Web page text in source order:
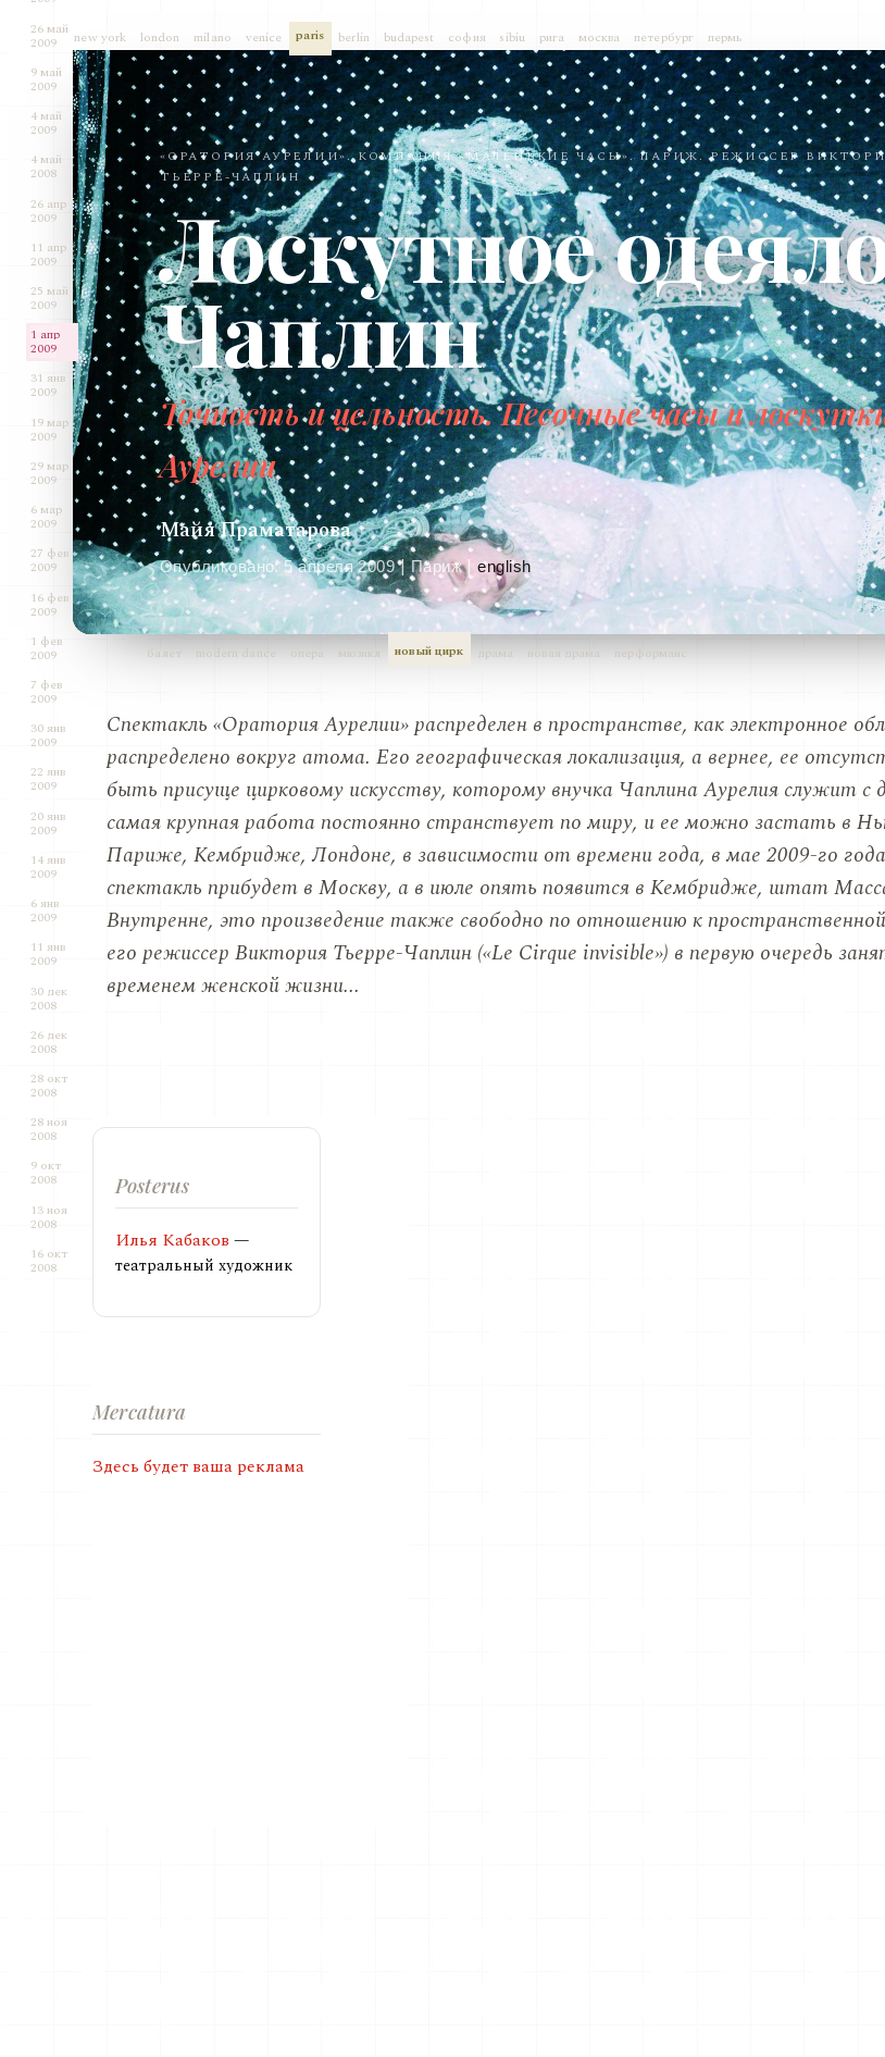
new york london milano venice paris berlin budapest софия sibiu рига москва петербург пермь
26 май
2009
9 май
2009
4 май
2009
4 май
2008
26 апр
2009
11 апр
2009
25 май
2009
1 апр
2009
31 янв
2009
19 мар
2009
29 мар
2009
6 мар
2009
27 фев
2009
16 фев
2009
1 фев
2009
7 фев
2009
30 янв
2009
22 янв
2009
20 янв
2009
14 янв
2009
6 янв
2009
11 янв
2009
30 дек
2008
26 дек
2008
28 окт
2008
28 ноя
2008
9 окт
2008
13 ноя
2008
16 окт
2008
«ОРАТОРИЯ АУРЕЛИИ». КОМПАНИЯ «МАЛЕНЬКИЕ ЧАСЫ». ПАРИЖ. РЕЖИССЕР
ТЬЕРРЕ-ЧАПЛИН
Лоскутное
Чаплин
Майя Праматарова
Опубликовано:5 апреля 2009|Париж|english
Точность и цельность. Песочные часы и
Аурелии
балет modern dance опера мюзикл новый цирк драма новая драма перформанс
Спектакль «Оратория Аурелии» распределен в пространстве, как электронное
распределено вокруг атома. Его географическая локализация, а вернее, ее
быть присуще цирковому искусству, которому внучка Чаплина Аурелия служит с
самая крупная работа постоянно странствует по миру, и ее можно застать в
Париже, Кембридже, Лондоне, в зависимости от времени года, в мае 2009-го
спектакль прибудет в Москву, а в июле опять появится в Кембридже, штат
Внутренне, это произведение также свободно по отношению к
его режиссер Виктория Тьерре-Чаплин («Le Cirque invisible») в первую очередь
временем женской жизни...
Posterus
Илья Кабаков —
театральный художник
Mercatura
Здесь будет ваша реклама